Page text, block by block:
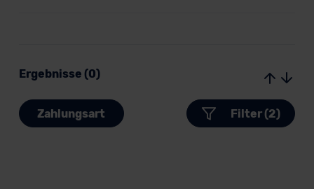
Ergebnisse (0)
Zahlungsart Filter (2)